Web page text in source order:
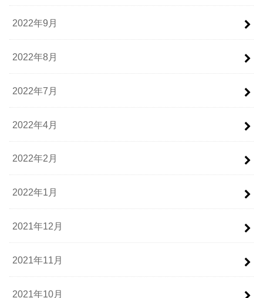
2022年9月
2022年8月
2022年7月
2022年4月
2022年2月
2022年1月
2021年12月
2021年11月
2021年10月